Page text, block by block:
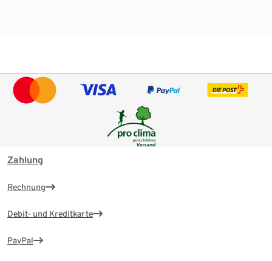
Zahlung
Rechnung
Debit- und Kreditkarte
PayPal